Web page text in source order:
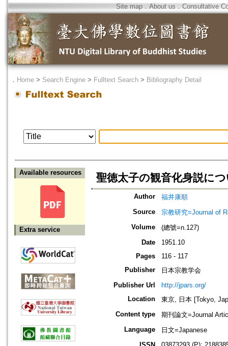
Site map．About us ． Consultative
． Home > Search Engine > Fulltext Search > Bibliography Detail
Available resources
Extra service
聖徳太子の観音化身説に
Author
福井康順
Source
宗教研究=Journal of
Volume
(總號=n.127)
Date
1951.10
Pages
116 - 117
Publisher
日本宗教学会
Publisher Url
http://jpars.org/
Location
東京, 日本 [Tokyo,
Content type
期刊論文=Journal
Language
日文=Japanese